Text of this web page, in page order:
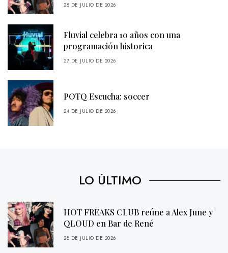
28 DE JULIO DE 2026
Fluvial celebra 10 años con una
programación historica
27 DE JULIO DE 2026
POTQ Escucha: soccer
24 DE JULIO DE 2026
LO ÚLTIMO
HOT FREAKS CLUB reúne a Alex June y
QLOUD en Bar de René
28 DE JULIO DE 2026